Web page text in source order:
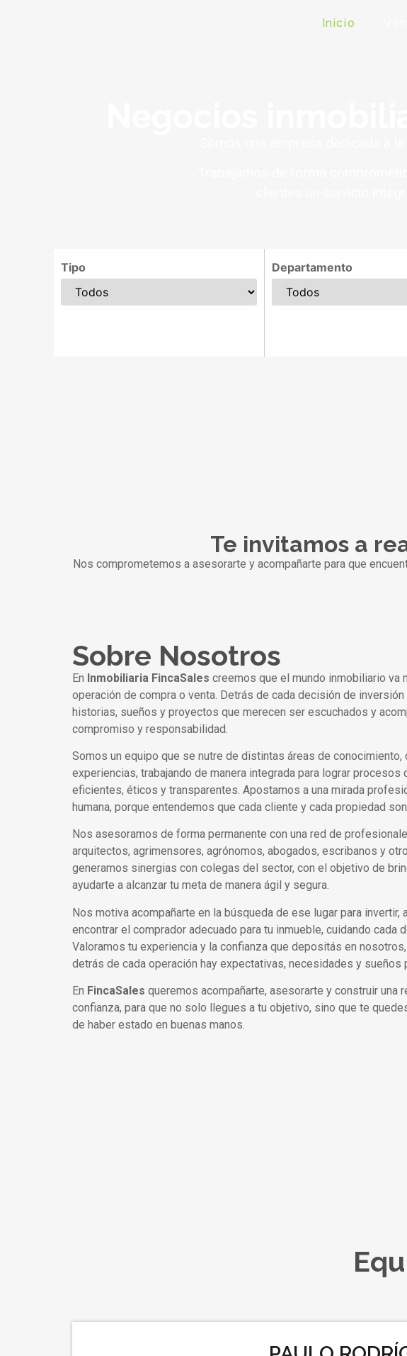
Inicio
Tipo Departamento
Te invitamos a
Nos comprometemos a asesorarte y acompañarte para que
Sobre Nosotros
En Inmobiliaria FincaSales creemos que el mundo inmobiliario va
operación de compra o venta. Detrás de cada decisión de inversión
historias, sueños y proyectos que merecen ser escuchados y
compromiso y responsabilidad.
Somos un equipo que se nutre de distintas áreas de conocimiento,
experiencias, trabajando de manera integrada para lograr procesos
eficientes, éticos y transparentes. Apostamos a una mirada
humana, porque entendemos que cada cliente y cada propiedad
Nos asesoramos de forma permanente con una red de
arquitectos, agrimensores, agrónomos, abogados, escribanos y
generamos sinergias con colegas del sector, con el objetivo de
ayudarte a alcanzar tu meta de manera ágil y segura.
Nos motiva acompañarte en la búsqueda de ese lugar para invertir,
encontrar el comprador adecuado para tu inmueble, cuidando cada
Valoramos tu experiencia y la confianza que depositás en
detrás de cada operación hay expectativas, necesidades y sueños
En FincaSales queremos acompañarte, asesorarte y construir una
confianza, para que no solo llegues a tu objetivo, sino que te
de haber estado en buenas manos.